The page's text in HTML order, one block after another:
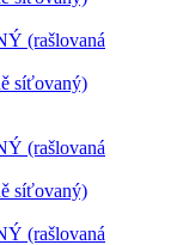
(rašlovaná
síťovaný)
(rašlovaná
síťovaný)
(rašlovaná